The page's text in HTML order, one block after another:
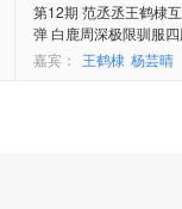
第12期 范丞丞王鹤棣
弹 白鹿周深极限驯服
嘉宾：
王鹤棣 杨芸晴